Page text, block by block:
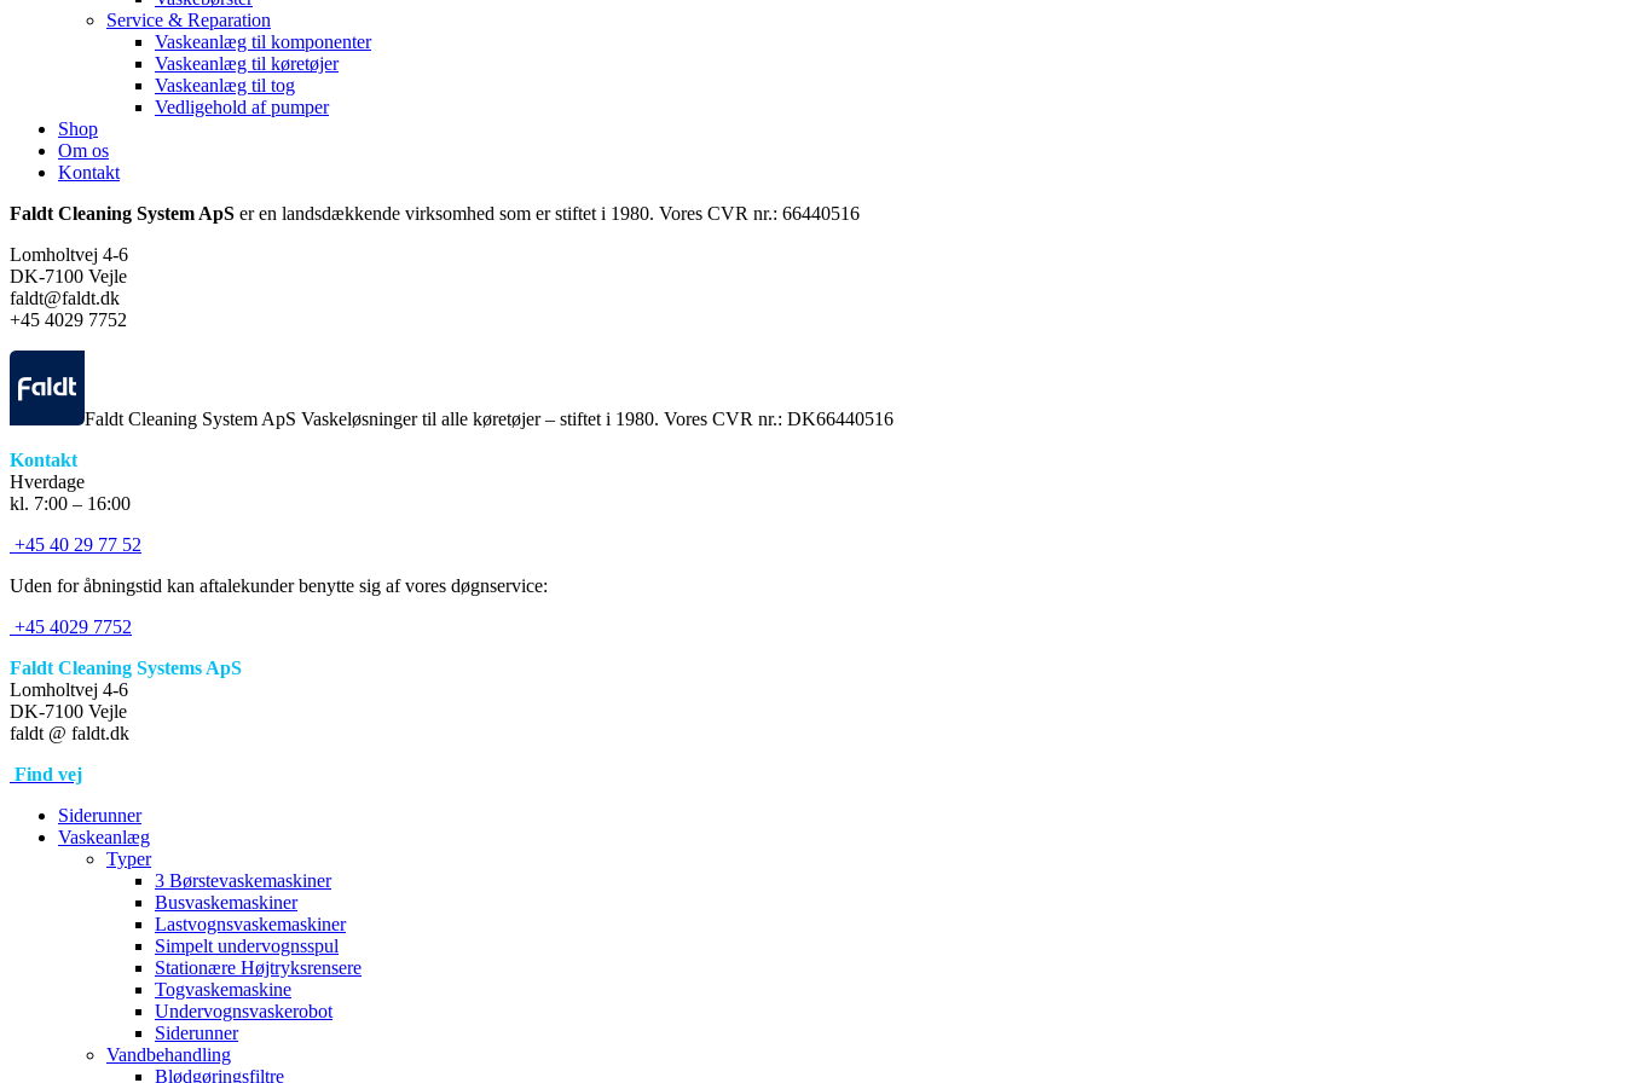
Service & Reparation
Vaskeanlæg til komponenter
Vaskeanlæg til køretøjer
Vaskeanlæg til tog
Vedligehold af pumper
Shop
Om os
Kontakt
Faldt Cleaning System ApS er en landsdækkende virksomhed som er stiftet i 1980. Vores CVR nr.: 66440516
Lomholtvej 4-6
DK-7100 Vejle
faldt@faldt.dk
+45 4029 7752
Faldt Cleaning System ApS Vaskeløsninger til alle køretøjer – stiftet i 1980. Vores CVR nr.: DK66440516
Kontakt
Hverdage
kl. 7:00 – 16:00
+45 40 29 77 52
Uden for åbningstid kan aftalekunder benytte sig af vores døgnservice:
+45 4029 7752
Faldt Cleaning Systems ApS
Lomholtvej 4-6
DK-7100 Vejle
faldt @ faldt.dk
Find vej
Siderunner
Vaskeanlæg
Typer
3 Børstevaskemaskiner
Busvaskemaskiner
Lastvognsvaskemaskiner
Simpelt undervognsspul
Stationære Højtryksrensere
Togvaskemaskine
Undervognsvaskerobot
Siderunner
Vandbehandling
Blødgøringsfiltre